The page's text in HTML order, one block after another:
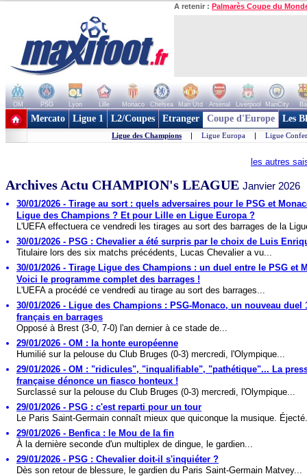
A retenir : Palmarès Coupe du
OM PSG Lyon Lille Monaco Chelsea Man Utd Arsenal Liverpool ManCity
+ de clubs
Mercato Ligue 1 L2/Coupes Etranger Coupe d'Europe Les
Ligue des Champions | Ligue Europa | Ligue
les autres
Archives Actu CHAMPION's LEAGUE Janvier 2026
30/01/2026 - Tirage au sort : quels adversaires pour le PSG et
Ligue des Champions ? Et pour Lille en Ligue Europa ?
L'UEFA effectuera ce vendredi les tirages au sort des barrages de la
30/01/2026 - PSG : Chevalier a été surpris par le choix de Luis
Titulaire lors des six matchs précédents, Lucas Chevalier a vu...
30/01/2026 - Tirage Ligue des Champions : un duel entre le PSG et
Voici le programme complet des barrages !
L'UEFA a procédé ce vendredi au tirage au sort des barrages...
30/01/2026 - Ligue des Champions : PSG-Monaco, un nouveau duel
français en barrages
Opposé à Brest (3-0, 7-0) l'an dernier à ce stade de...
29/01/2026 - OM : la honte européenne
Humilié sur la pelouse du Club Bruges (0-3) mercredi, l'Olympique...
29/01/2026 - OM : "ridicules", "inqualifiable", "pathétique"... La
française dénonce un fiasco honteux !
Surclassé sur la pelouse du Club Bruges (0-3) mercredi, l'Olympique...
29/01/2026 - PSG : c'est reparti pour un tour
Le Paris Saint-Germain connaît mieux que quiconque la musique.
29/01/2026 - Benfica : le Mou de la fin
À la dernière seconde d'un multiplex de dingue, le gardien...
29/01/2026 - PSG : Chevalier doit-il s'inquiéter ?
Dès son retour de blessure, le gardien du Paris Saint-Germain Matvey...